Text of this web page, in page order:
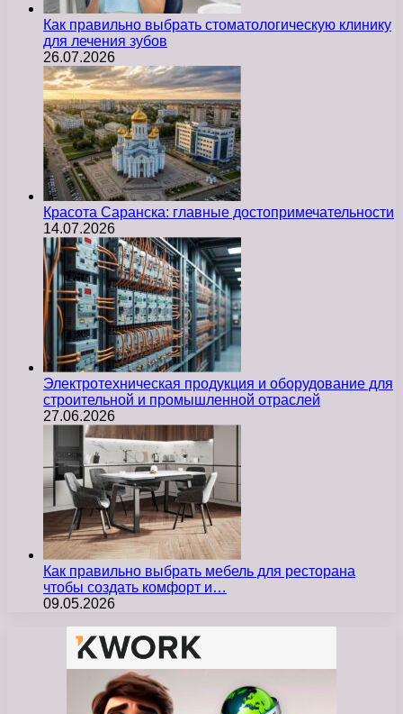
Как правильно выбрать стоматологическую клинику
для лечения зубов
26.07.2026
Красота Саранска: главные достопримечательности
14.07.2026
Электротехническая продукция и оборудование для
строительной и промышленной отраслей
27.06.2026
Как правильно выбрать мебель для ресторана
чтобы создать комфорт и…
09.05.2026